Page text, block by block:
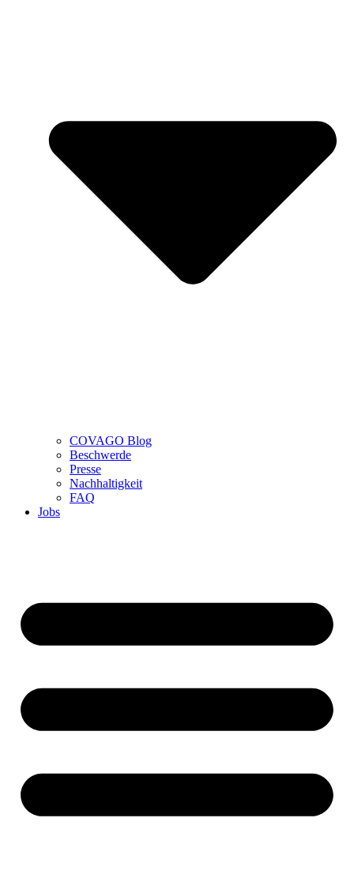
COVAGO Blog
Beschwerde
Presse
Nachhaltigkeit
FAQ
Jobs